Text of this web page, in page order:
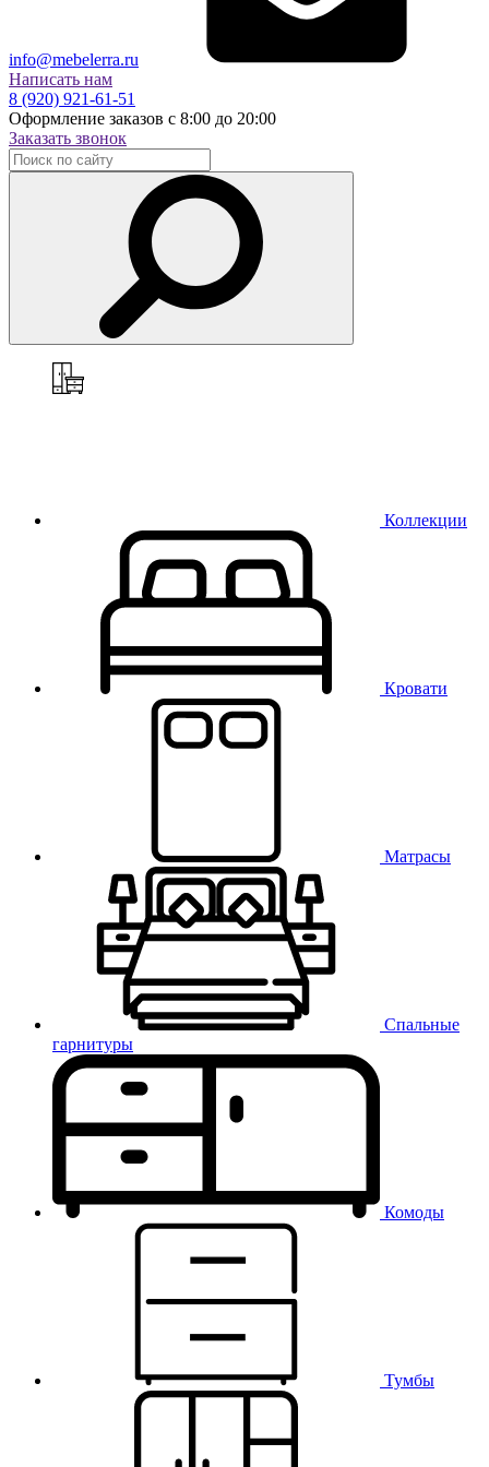
info@mebelerra.ru
Написать нам
8 (920) 921-61-51
Оформление заказов с 8:00 до 20:00
Заказать звонок
Коллекции
Кровати
Матрасы
Спальные
гарнитуры
Комоды
Тумбы